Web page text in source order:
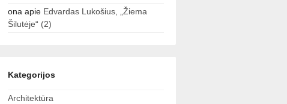
ona apie Edvardas Lukošius, „Žiema
Šilutėje“ (2)
Kategorijos
Architektūra